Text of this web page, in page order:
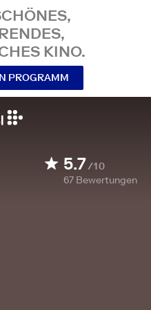
KINO.
PROGRAMM
5.7/10
67 Bewertungen